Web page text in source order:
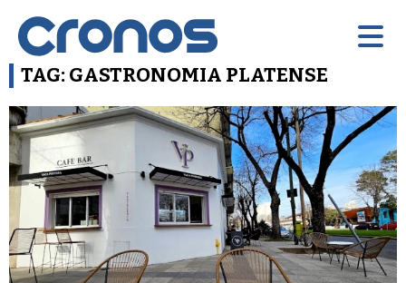
TAG: GASTRONOMIA PLATENSE